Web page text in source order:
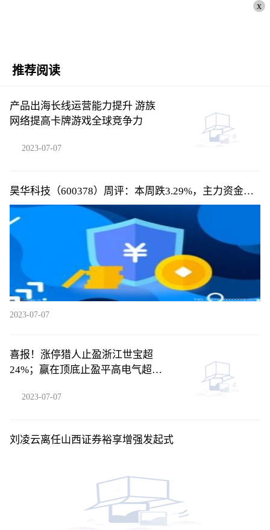
x
推荐阅读
产品出海长线运营能力提升 游族
网络提高卡牌游戏全球竞争力
2023-07-07
昊华科技（600378）周评：本周跌3.29%，主力资金合
计净流出1578.27万元
2023-07-07
喜报！涨停猎人止盈浙江世宝超
24%；赢在顶底止盈平高电气超
2023-07-07
刘凌云离任山西证券裕享增强发起式